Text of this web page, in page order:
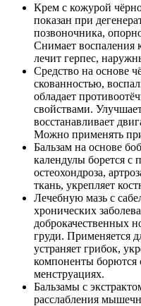
Крем с кожурой
показан при
позвоночника,
Снимает воспаления
лечит герпес,
Средство на основе
скованностью,
обладает
свойствами.
восстанавливает
Можно применять
Бальзам на основе
календулы борется с
остеохондроза,
ткань, укрепляет
Лечебную мазь с
хронических
доброкачественных
груди. Применяется
устраняет грибок,
компоненты
менструациях.
Бальзамы с
расслабления